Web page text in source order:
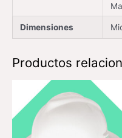
Dimensiones
Productos